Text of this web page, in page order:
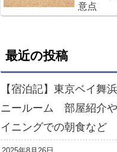
意点
最近の投稿
【宿泊記】東京ベイ
ニールーム 部屋紹介
イニングでの朝食など